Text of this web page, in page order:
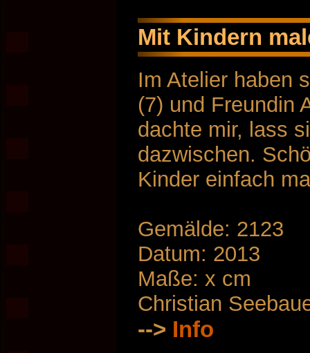
Mit Kindern
Im Atelier haben
(7) und Freundin
dachte mir, lass
dazwischen.
Kinder einfach
Gemälde: 2123
Datum: 2013
Maße: x cm
Christian
--> Info